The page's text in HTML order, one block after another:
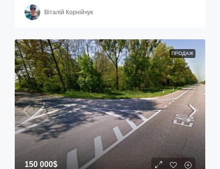
Віталій Корнійчук
ПРОДАЖ
150 000$